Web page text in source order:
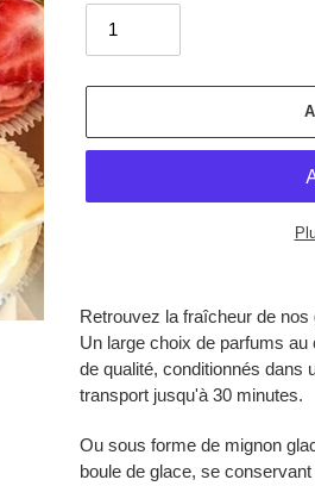
d'un
produit
à
votre
panier
Retrouvez la fraîcheur de
Un large choix de parfums
de qualité, conditionnés dans
transport jusqu'à 30 minutes.
Ou sous forme de mignon
boule de glace, se